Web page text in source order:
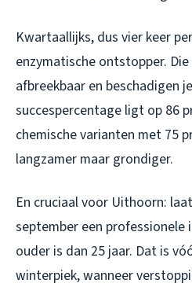
Kwartaallijks, dus vier keer
enzymatische ontstopper.
afbreekbaar en beschadigen
succespercentage ligt op 86
chemische varianten met 75
langzamer maar grondiger.
En cruciaal voor Uithoorn:
september een professionele
ouder is dan 25 jaar. Dat is
winterpiek, wanneer